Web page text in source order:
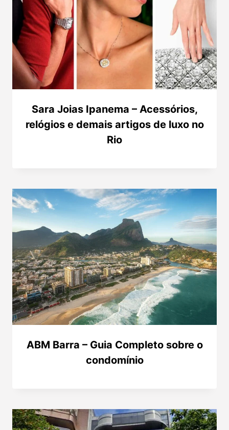
Sara Joias Ipanema – Acessórios,
relógios e demais artigos de luxo no
Rio
ABM Barra – Guia Completo sobre o
condomínio